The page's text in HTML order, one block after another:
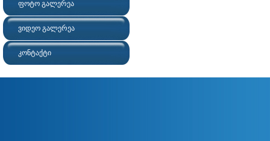
ფოტო გალერეა
ვიდეო გალერეა
კონტაქტი